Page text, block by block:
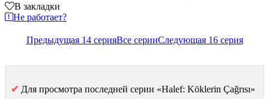
В закладки
Не работает?
Предыдущая 14 серияВсе серииСледующая 16 серия
✔ Для просмотра последней серии «Halef: Köklerin Çağrısı»